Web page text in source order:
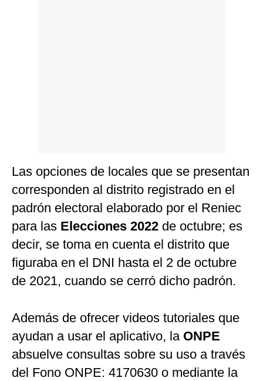
Las opciones de locales que se presentan
corresponden al distrito registrado en el
padrón electoral elaborado por el Reniec
para las Elecciones 2022 de octubre; es
decir, se toma en cuenta el distrito que
figuraba en el DNI hasta el 2 de octubre
de 2021, cuando se cerró dicho padrón.
Además de ofrecer videos tutoriales que
ayudan a usar el aplicativo, la ONPE
absuelve consultas sobre su uso a través
del Fono ONPE: 4170630 o mediante la